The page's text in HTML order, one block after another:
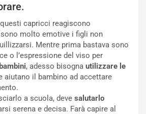
capricci reagiscono
molto emotive i figli non
Mentre prima bastava sono
o l’espressione del viso per
, adesso bisogna utilizzare le
aiutano il bambino ad accettare
a scuola, deve salutarlo
serena e decisa. Farà capire al